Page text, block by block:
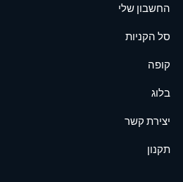
החשבון שלי
סל הקניות
קופה
בלוג
יצירת קשר
תקנון